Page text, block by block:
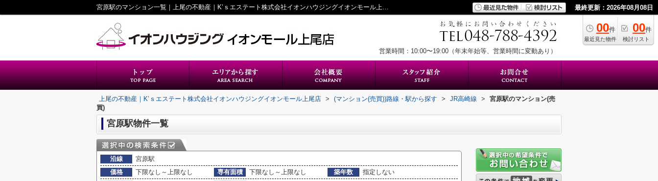
宮原駅のマンション一覧｜上尾の不動産｜K’ｓエステート株式会社イオンハウジングイオンモール上尾店 最終更新：2026年08月08日
00件
最近見た物件
00件
検討リスト
営業時間：10:00〜19:00（年末年始等、営業時間に変動あり）
上尾の不動産｜K’ｓエステート株式会社イオンハウジングイオンモール上尾店 > (マンション(売買))路線・駅から探す > JR高崎線 >
宮原駅のマンション(売
買)
宮原駅物件一覧
沿線
宮原駅
価格
下限なし～上限なし 専有面積 下限なし～上限なし 築年数
指定しない